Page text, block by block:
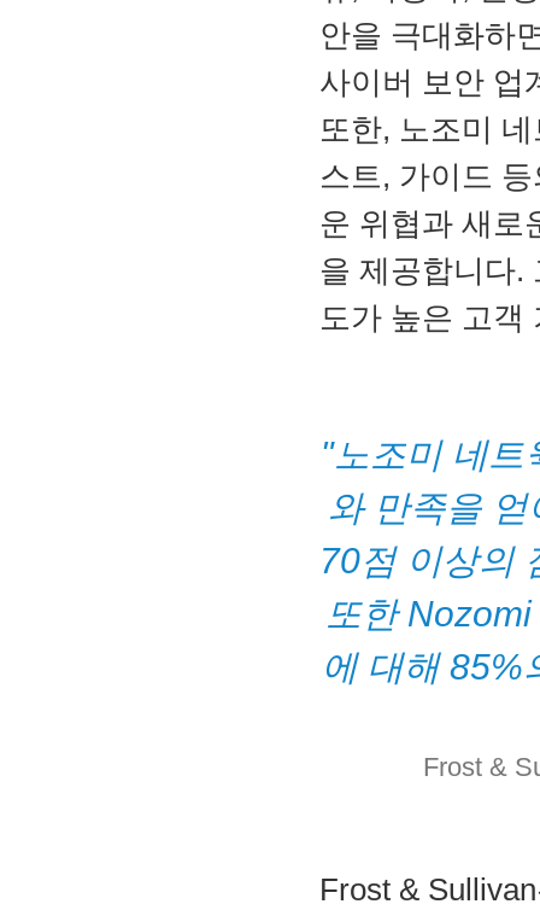
안을 극대화하
사이버 보안 업
또한, 노조미
스트, 가이드
운 위협과 새로
을 제공합니다.
도가 높은 고객
"노조미 네트
와 만족을
또한
에 대해 85%
Frost &
Frost &